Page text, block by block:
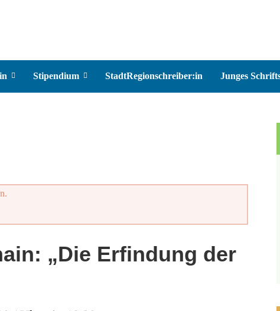
Stipendium StadtRegionschreiber:in Junges
„Die Erfindung der